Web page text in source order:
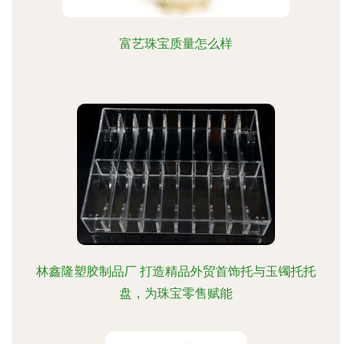
富艺珠宝质量怎么样
林鑫隆塑胶制品厂 打造精品外贸首饰托与玉镯托托
盘，为珠宝零售赋能